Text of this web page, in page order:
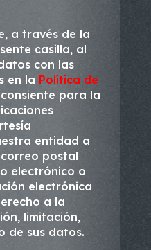
a través de la
casilla, al
con las
en la Política de
consiente para la
entidad a
postal
electrónico o
electrónica
a la
limitación,
de sus datos.